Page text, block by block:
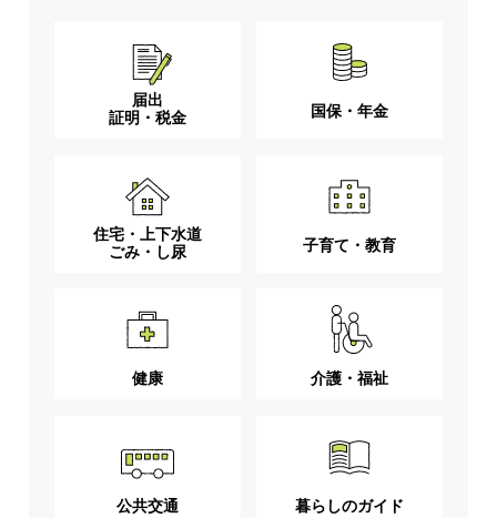
届出
証明・税金
国保・年金
住宅・上下水道
ごみ・し尿
子育て・教育
健康 介護・福祉
公共交通 暮らしのガイド